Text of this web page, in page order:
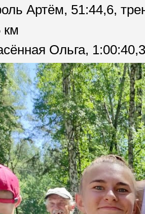
Артём, 51:44,6,
Ольга,